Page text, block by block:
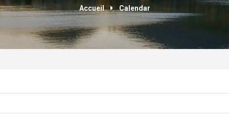
Accueil Calendar